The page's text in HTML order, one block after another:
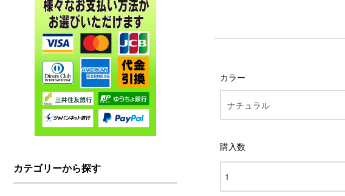
カテゴリーから探す
カラー
購入数